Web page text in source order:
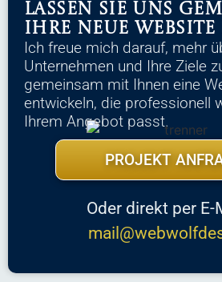
Lassen Sie uns
Ihre neue Website
Ich freue mich darauf, mehr
Unternehmen und Ihre Ziele
gemeinsam mit Ihnen eine
entwickeln, die professionell
Ihrem Angebot passt.
PROJEKT
Oder direkt per E-